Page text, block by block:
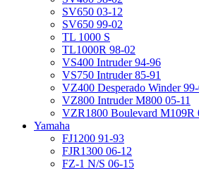
SV650 03-12
SV650 99-02
TL 1000 S
TL1000R 98-02
VS400 Intruder 94-96
VS750 Intruder 85-91
VZ400 Desperado Winder
VZ800 Intruder M800 05-11
VZR1800 Boulevard M109R
Yamaha
FJ1200 91-93
FJR1300 06-12
FZ-1 N/S 06-15